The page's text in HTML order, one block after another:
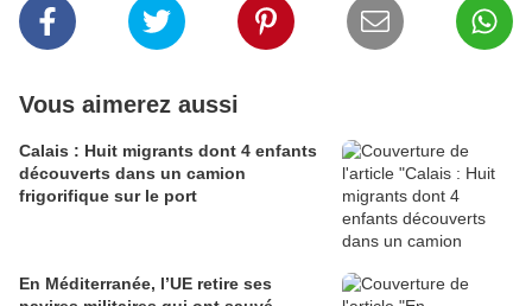
Vous aimerez aussi
Calais : Huit migrants dont 4 enfants
découverts dans un camion
frigorifique sur le port
En Méditerranée, l’UE retire ses